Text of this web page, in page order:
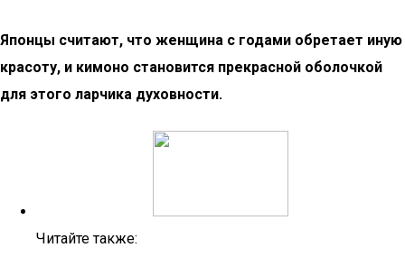
Японцы считают, что женщина с годами обретает иную
красоту, и кимоно становится прекрасной оболочкой
для этого ларчика духовности.
Читайте также: